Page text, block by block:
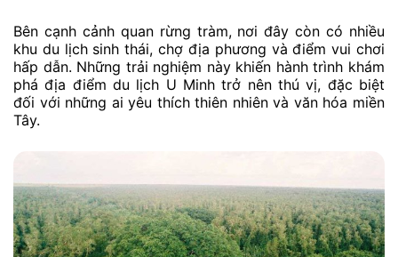
Bên cạnh cảnh quan rừng tràm, nơi đây còn có nhiều
khu du lịch sinh thái, chợ địa phương và điểm vui chơi
hấp dẫn. Những trải nghiệm này khiến hành trình khám
phá địa điểm du lịch U Minh trở nên thú vị, đặc biệt
đối với những ai yêu thích thiên nhiên và văn hóa miền
Tây.